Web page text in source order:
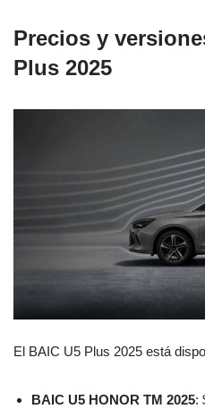
Precios y
Plus 2025
El BAIC U5 Plus 2025 está
BAIC U5 HONOR TM 2025: